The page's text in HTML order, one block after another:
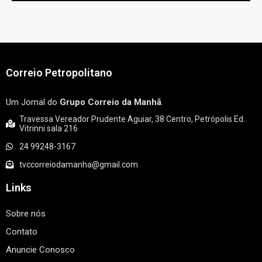
Correio Petropolitano
Um Jornal do Grupo Correio da Manhã.
Travessa Vereador Prudente Aguiar, 38 Centro, Petrópolis Ed.
Vitrinni sala 216
24 99248-3167
tvccorreiodamanha@gmail.com
Links
Sobre nós
Contato
Anuncie Conosco